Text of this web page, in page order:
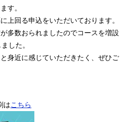
す。
上回る申込をいただいております。
多数おられましたのでコースを増設
した。
身近に感じていただきたく、 ぜひご
はこちら